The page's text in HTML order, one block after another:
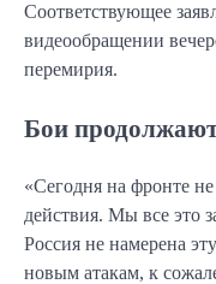
Соответствующее
видеообращении
перемирия.
Бои
«Сегодня на фронте
действия. Мы все это
Россия не намерена
новым атакам, к